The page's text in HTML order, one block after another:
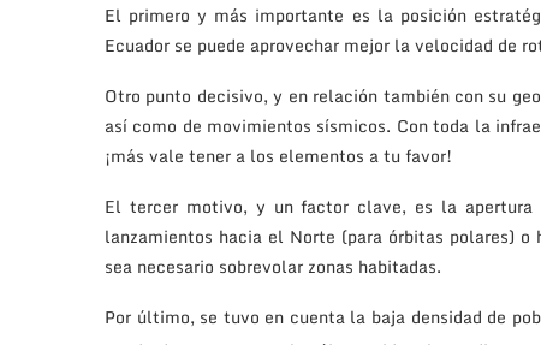
El primero y más importante es la posición
Ecuador se puede aprovechar mejor la velocidad de
Otro punto decisivo, y en relación también con su
así como de movimientos sísmicos. Con toda la
¡más vale tener a los elementos a tu favor!
El tercer motivo, y un factor clave, es la
lanzamientos hacia el Norte (para órbitas polares)
sea necesario sobrevolar zonas habitadas.
Por último, se tuvo en cuenta la baja densidad de